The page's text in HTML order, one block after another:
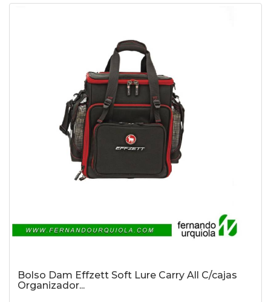
Bolso Dam Effzett Soft Lure Carry All C/cajas
Organizador...